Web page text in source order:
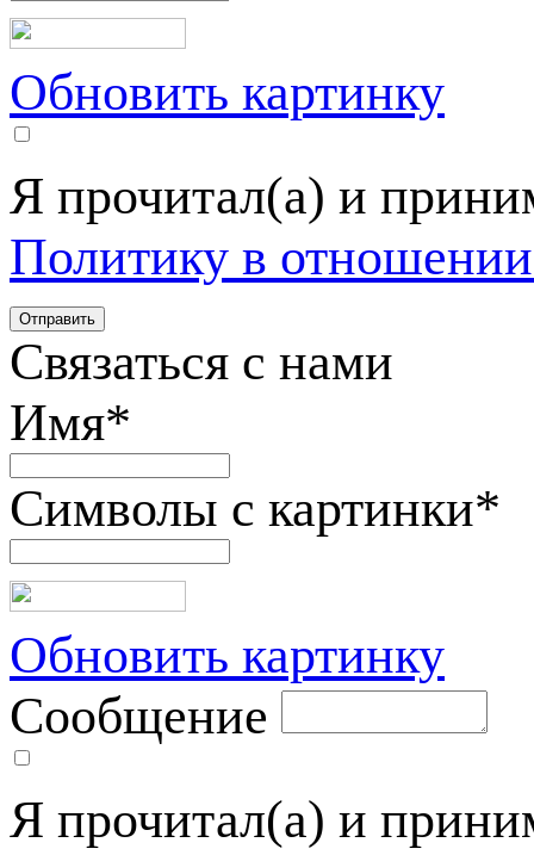
Обновить картинку
Я прочитал(а) и
Политику в
Связаться с нами
Имя*
Символы с картинки*
Обновить картинку
Сообщение
Я прочитал(а) и